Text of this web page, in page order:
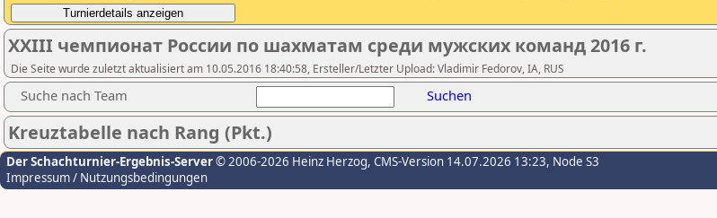
XXIII чемпионат России по шахматам среди мужских команд 2016 г.
Die Seite wurde zuletzt aktualisiert am 10.05.2016 18:40:58, Ersteller/Letzter Upload: Vladimir Fedorov, IA, RUS
Suche nach Team Suchen
Kreuztabelle nach Rang (Pkt.)
Der Schachturnier-Ergebnis-Server© 2006-2026 Heinz Herzog, CMS-Version 14.07.2026 13:23, Node S3
Impressum / Nutzungsbedingungen